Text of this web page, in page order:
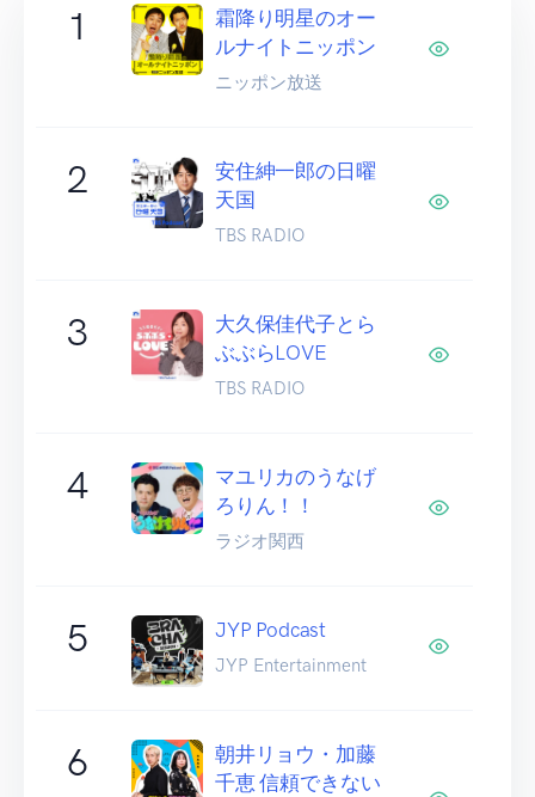
1
霜降り明星のオー
ルナイトニッポン
ニッポン放送
2
安住紳一郎の日曜
天国
TBS RADIO
3
大久保佳代子とら
ぶぶらLOVE
TBS RADIO
4
マユリカのうなげ
ろりん！！
ラジオ関西
5 JYP Podcast
JYP Entertainment
6
朝井リョウ・加藤
千恵 信頼できない